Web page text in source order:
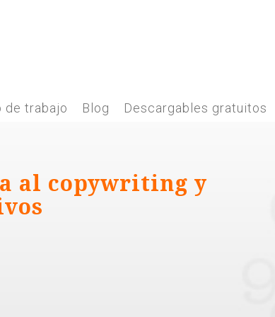
de trabajo Blog Descargables gratuitos
al copywriting y